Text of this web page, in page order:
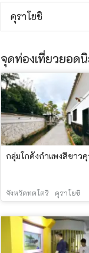
คุราโยชิ
จุดท่องเที่ยวยอด
กลุ่มโกดังกำแพงสีขาว
จังหวัดทตโตริ คุราโยชิ